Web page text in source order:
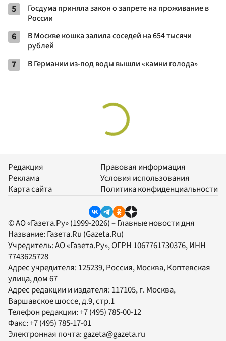
5
Госдума приняла закон о запрете на проживание в
России
6
В Москве кошка залила соседей на 654 тысячи
рублей
7 В Германии из-под воды вышли «камни голода»
Редакция
Реклама
Карта сайта
Правовая информация
Условия использования
Политика конфиденциальности
© АО «Газета.Ру» (1999-2026) – Главные новости дня
Название: Газета.Ru (Gazeta.Ru)
Учредитель:АО «Газета.Ру», ОГРН 1067761730376, ИНН
7743625728
Адрес учредителя: 125239, Россия, Москва, Коптевская
улица, дом 67
Адрес редакции и издателя: 117105, г. Москва,
Варшавское шоссе, д.9, стр.1
Телефон редакции:+7 (495) 785-00-12
Факс:+7 (495) 785-17-01
Электронная почта: gazeta@gazeta.ru